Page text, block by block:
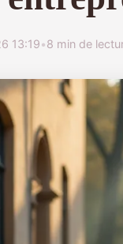
13:19•8 min de